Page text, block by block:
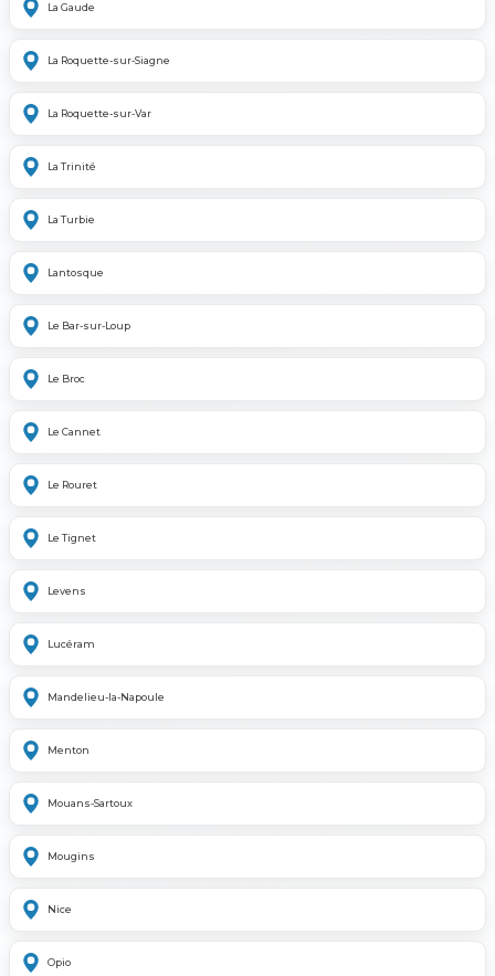
La Gaude
La Roquette-sur-Siagne
La Roquette-sur-Var
La Trinité
La Turbie
Lantosque
Le Bar-sur-Loup
Le Broc
Le Cannet
Le Rouret
Le Tignet
Levens
Lucéram
Mandelieu-la-Napoule
Menton
Mouans-Sartoux
Mougins
Nice
Opio